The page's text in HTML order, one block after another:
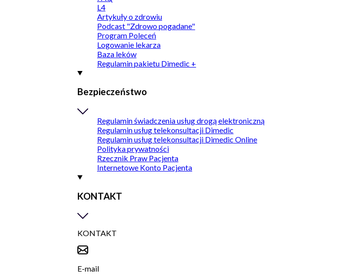
L4
Artykuły o zdrowiu
Podcast "Zdrowo pogadane"
Program Poleceń
Logowanie lekarza
Baza leków
Regulamin pakietu Dimedic +
Bezpieczeństwo
Regulamin świadczenia usług drogą elektroniczną
Regulamin usług telekonsultacji Dimedic
Regulamin usług telekonsultacji Dimedic Online
Polityka prywatności
Rzecznik Praw Pacjenta
Internetowe Konto Pacjenta
KONTAKT
KONTAKT
E-mail